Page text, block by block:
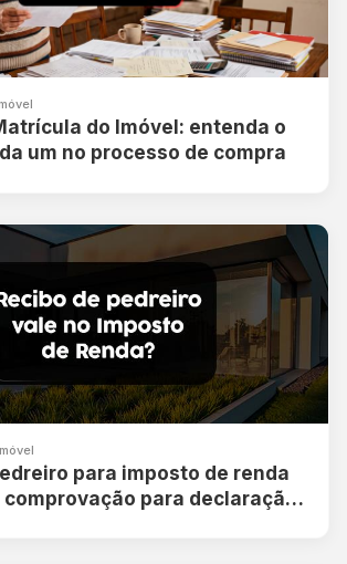
do Imóvel: entenda o
um no processo de compra
para imposto de renda
para declaração?